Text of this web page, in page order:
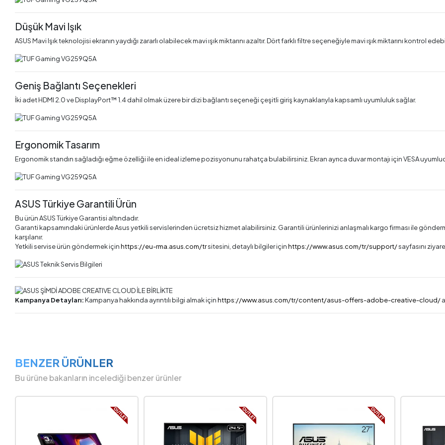
Düşük Mavi Işık
ASUS Mavi Işık teknolojisi ekranın yaydığı zararlı olabilecek mavi ışık miktarını azaltır. Dört farklı filtre seçeneğiyle mavi ışık miktarını kontrol
Geniş Bağlantı Seçenekleri
İki adet HDMI 2.0 ve DisplayPort™ 1.4 dahil olmak üzere bir dizi bağlantı seçeneği çeşitli giriş kaynaklarıyla kapsamlı uyumluluk sağlar.
Ergonomik Tasarım
Ergonomik standın sağladığı eğme özelliği ile en ideal izleme pozisyonunu rahatça bulabilirsiniz. Ekran ayrıca duvar montajı için VESA
ASUS Türkiye Garantili Ürün
Bu ürün ASUS Türkiye Garantisi altındadır.
Garanti kapsamındaki ürünlerde Asus yetkili servislerinden ücretsiz hizmet alabilirsiniz. Garantili ürünlerinizi anlaşmalı kargo firması ile
karşılanır.
Yetkili servise ürün göndermek içinhttps://eu-rma.asus.com/trsitesini, detaylı bilgiler içinhttps://www.asus.com/tr/support/sayfasını
Kampanya Detayları:Kampanya hakkında ayrıntılı bilgi almak içinhttps://www.asus.com/tr/content/asus-offers-adobe-creative-cloud/
BENZER ÜRÜNLER
Bu ürüne bakanların incelediği benzer ürünler